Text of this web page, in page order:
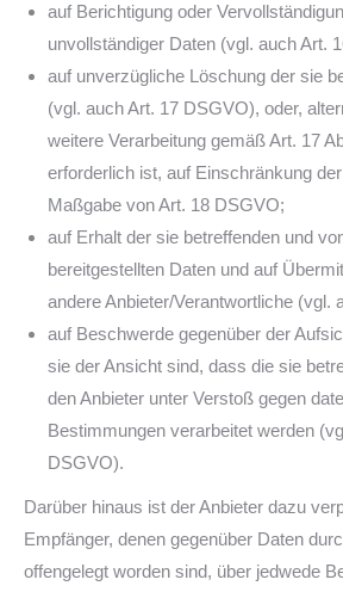
auf Berichtigung oder
unvollständiger Daten (vgl. auch Art.
auf unverzügliche Löschung der sie
(vgl. auch Art. 17 DSGVO), oder,
weitere Verarbeitung gemäß Art. 17
erforderlich ist, auf Einschränkung
Maßgabe von Art. 18 DSGVO;
auf Erhalt der sie betreffenden und
bereitgestellten Daten und auf
andere Anbieter/Verantwortliche (vgl.
auf Beschwerde gegenüber der
sie der Ansicht sind, dass die sie
den Anbieter unter Verstoß gegen
Bestimmungen verarbeitet werden
DSGVO).
Darüber hinaus ist der Anbieter dazu
Empfänger, denen gegenüber Daten
offengelegt worden sind, über jedwede